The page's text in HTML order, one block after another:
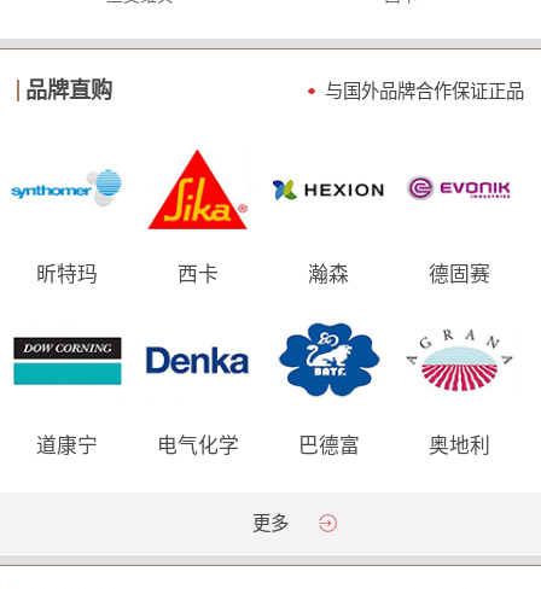
品牌直购 与国外品牌合作保证正品
昕特玛 西卡 瀚森 德固赛
道康宁 电气化学 巴德富 奥地利
更多